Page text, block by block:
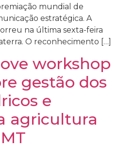
mundial de
estratégica. A
na última sexta-feira
O reconhecimento […]
workshop
gestão dos
e
agricultura